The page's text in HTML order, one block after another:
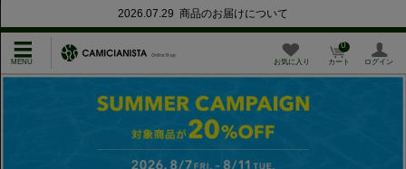
2026.07.29 商品のお届けについて
お気に入り カート
0
ログイン